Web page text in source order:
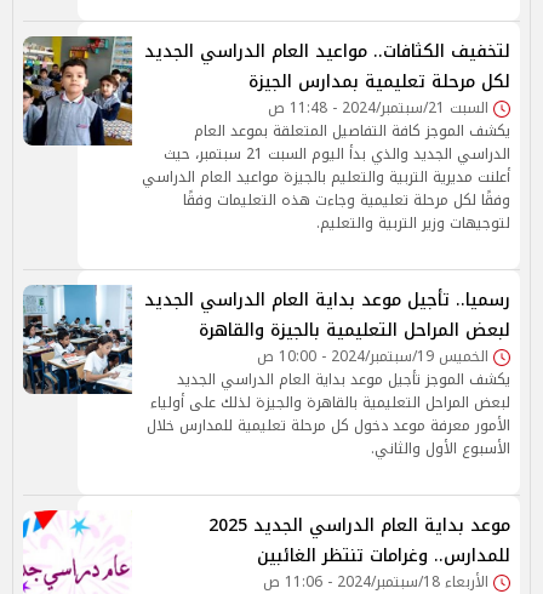
لتخفيف الكثافات.. مواعيد العام الدراسي الجديد
لكل مرحلة تعليمية بمدارس الجيزة
السبت 21/سبتمبر/2024 - 11:48 ص
يكشف الموجز كافة التفاصيل المتعلقة بموعد العام
الدراسي الجديد والذي بدأ اليوم السبت 21 سبتمبر، حيث
أعلنت مديرية التربية والتعليم بالجيزة مواعيد العام الدراسي
وفقًا لكل مرحلة تعليمية وجاءت هذه التعليمات وفقًا
لتوجيهات وزير التربية والتعليم.
رسميا.. تأجيل موعد بداية العام الدراسي الجديد
لبعض المراحل التعليمية بالجيزة والقاهرة
الخميس 19/سبتمبر/2024 - 10:00 ص
يكشف الموجز تأجيل موعد بداية العام الدراسي الجديد
لبعض المراحل التعليمية بالقاهرة والجيزة لذلك على أولياء
الأمور معرفة موعد دخول كل مرحلة تعليمية للمدارس خلال
الأسبوع الأول والثاني.
موعد بداية العام الدراسي الجديد 2025
للمدارس.. وغرامات تنتظر الغائبين
الأربعاء 18/سبتمبر/2024 - 11:06 ص